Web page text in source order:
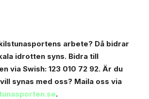
arbete? Då bidrar
idrotten syns. Bidra till
via Swish: 123 010 72 92. Är du
synas med oss? Maila oss via
.